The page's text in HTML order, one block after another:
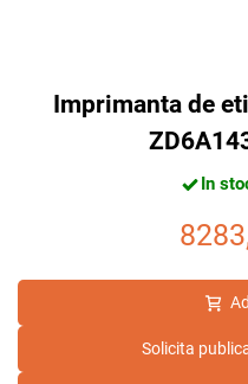
Imprimanta de
In
Solicita